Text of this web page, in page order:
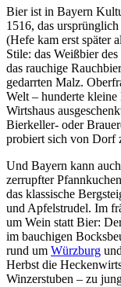
Bier ist in Bayern
1516, das
(Hefe kam erst später
Stile: das Weißbier
das rauchige
gedarrten Malz.
Welt – hunderte
Wirtshaus
Bierkeller- oder
probiert sich von Dorf
Und Bayern kann
zerrupfter
das klassische
und Apfelstrudel. Im
um Wein statt Bier:
im bauchigen
rund um Würzburg
Herbst die
Winzerstuben – zu